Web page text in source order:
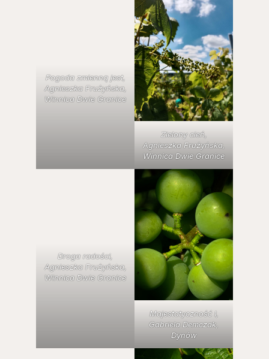
Pogoda zmienną jest,
Agnieszka Frużyńska,
Winnica Dwie Granice
Zielony cień,
Agnieszka Frużyńska,
Winnica Dwie Granice
Droga radości,
Agnieszka Frużyńska,
Winnica Dwie Granice
Majestatyczność I,
Gabriela Demczak,
Dynów